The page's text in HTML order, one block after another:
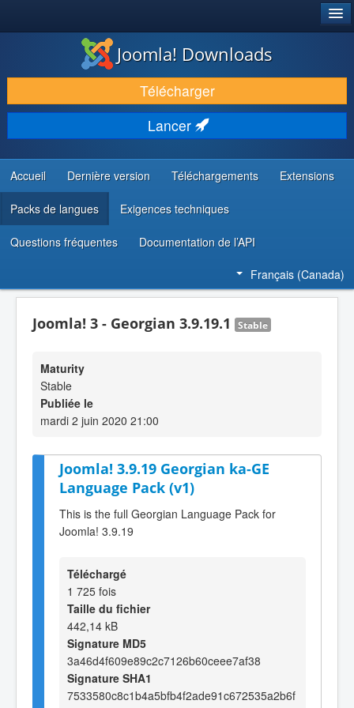
TÉLÉCHARGER & ENRICHIR
DÉCOUVRIR & APPRENDRE
COMMUNAUTÉ & SUPPORT
RESSOURCES DÉVELOPPEURS
Joomla! Downloads
Télécharger
Lancer
Accueil Dernière version Téléchargements Extensions
Packs de langues Exigences techniques
Questions fréquentes Documentation de l’API
Français (Canada)
Joomla! 3 - Georgian 3.9.19.1 Stable
Maturity
Stable
Publiée le
mardi 2 juin 2020 21:00
Joomla! 3.9.19 Georgian ka-GE
Language Pack (v1)
This is the full Georgian Language Pack for
Joomla! 3.9.19
Téléchargé
1 725 fois
Taille du fichier
442,14 kB
Signature MD5
3a46d4f609e89c2c7126b60ceee7af38
Signature SHA1
7533580c8c1b4a5bfb4f2ade91c672535a2b6f